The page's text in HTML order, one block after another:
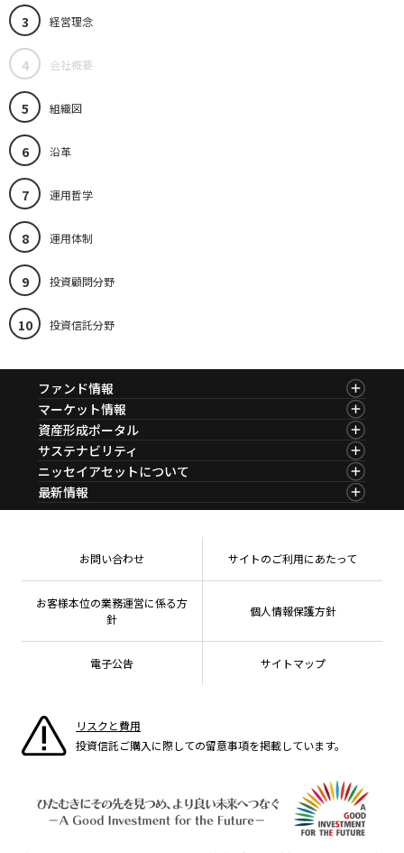
3 経営理念
4 会社概要
5 組織図
6 沿革
7 運用哲学
8 運用体制
9 投資顧問分野
10 投資信託分野
ファンド情報
ファンド情報TOP
基準価額一覧
ファンド検索
ファンド比較
決算カレンダー
海外休日カレンダー
投資信託新商品のご案内
ちょこっと3分！ファンドシアター
有価証券届出書の効力の発生の有無について
こだわりのインデックスファンド 購入・換金手数料
なしシリーズ
確定拠出年金について
マーケット情報
マーケット情報TOP
マーケット指数
マーケットレポート
コラム
ファンドレポート
資産形成ポータル
資産形成ポータルTOP
資産形成サービス
Nダイレクト
資産形成サポート
NAMシティ
お問い合わせ
よくあるご質問
サステナビリティ
サステナビリティTOP
サステナビリティ経営
サステナブル投資
ニッセイアセットについて
ニッセイアセットについてTOP
会社情報
方針・その他開示情報
公式キャラクターのご紹介
最新情報
マーケットニュース
メディアお問い合わせ サイトのご利用にあたって
お客様本位の業務運営に係る方
針
個人情報保護方針
電子公告 サイトマップ
リスクと費用
投資信託ご購入に際しての留意事項を掲載しています。